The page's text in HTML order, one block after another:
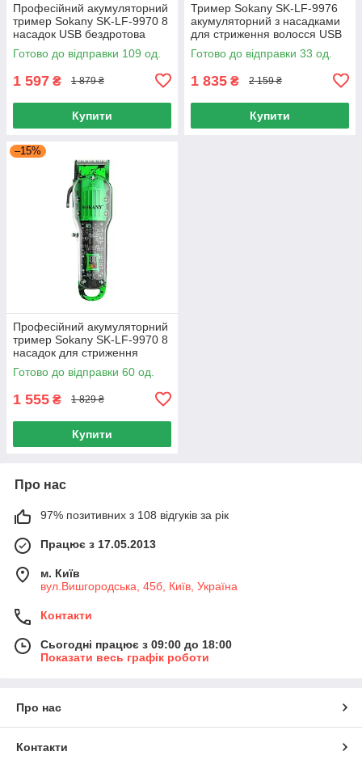
Професійний акумуляторний
тример Sokany SK-LF-9970 8
насадок USB бездротова
машинка для стриження
волосся
Готово до відправки 109 од.
1 597 ₴ 1 879 ₴
Купити
Тример Sokany SK-LF-9976
акумуляторний з насадками
для стриження волосся USB
бездротова машинка 240
хвилин
Готово до відправки 33 од.
1 835 ₴ 2 159 ₴
Купити
–15%
Професійний акумуляторний
тример Sokany SK-LF-9970 8
насадок для стриження
волосся USB машинка
Готово до відправки 60 од.
1 555 ₴ 1 829 ₴
Купити
Про нас
97% позитивних з 108 відгуків за рік
Працює з 17.05.2013
м. Київ
вул.Вишгородська, 45б, Київ, Україна
Контакти
Сьогодні працює з 09:00 до 18:00
Показати весь графік роботи
Про нас
Контакти